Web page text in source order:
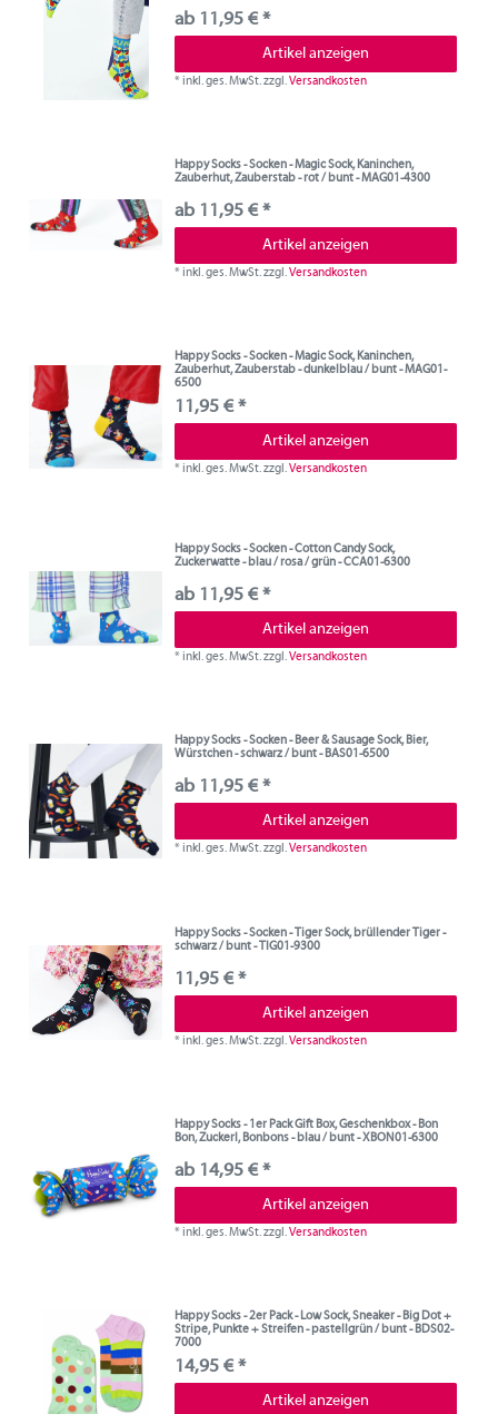
ab 11,95 € *
Artikel anzeigen
*inkl. ges. MwSt.zzgl.Versandkosten
Happy Socks - Socken - Magic Sock, Kaninchen,
Zauberhut, Zauberstab - rot / bunt - MAG01-4300
ab 11,95 € *
Artikel anzeigen
*inkl. ges. MwSt.zzgl.Versandkosten
Happy Socks - Socken - Magic Sock, Kaninchen,
Zauberhut, Zauberstab - dunkelblau / bunt - MAG01-
6500
11,95 € *
Artikel anzeigen
*inkl. ges. MwSt.zzgl.Versandkosten
Happy Socks - Socken - Cotton Candy Sock,
Zuckerwatte - blau / rosa / grün - CCA01-6300
ab 11,95 € *
Artikel anzeigen
*inkl. ges. MwSt.zzgl.Versandkosten
Happy Socks - Socken - Beer & Sausage Sock, Bier,
Würstchen - schwarz / bunt - BAS01-6500
ab 11,95 € *
Artikel anzeigen
*inkl. ges. MwSt.zzgl.Versandkosten
Happy Socks - Socken - Tiger Sock, brüllender Tiger -
schwarz / bunt - TIG01-9300
11,95 € *
Artikel anzeigen
*inkl. ges. MwSt.zzgl.Versandkosten
Happy Socks - 1er Pack Gift Box, Geschenkbox - Bon
Bon, Zuckerl, Bonbons - blau / bunt - XBON01-6300
ab 14,95 € *
Artikel anzeigen
*inkl. ges. MwSt.zzgl.Versandkosten
Happy Socks - 2er Pack - Low Sock, Sneaker - Big Dot +
Stripe, Punkte + Streifen - pastellgrün / bunt - BDS02-
7000
14,95 € *
Artikel anzeigen